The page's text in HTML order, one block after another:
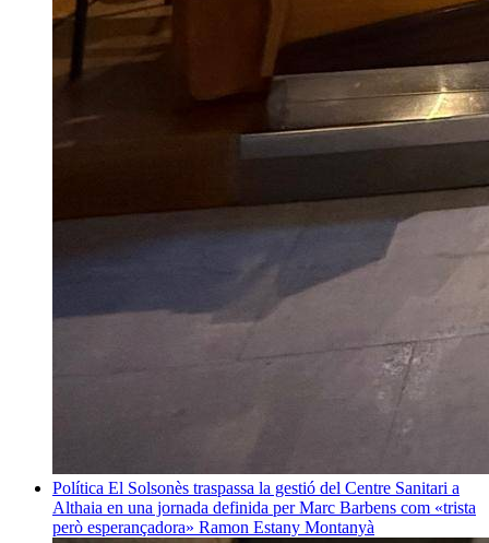
Política El Solsonès traspassa la gestió del Centre Sanitari a
Althaia en una jornada definida per Marc Barbens com «trista
però esperançadora» Ramon Estany Montanyà